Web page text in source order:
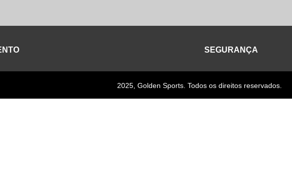
SEGURANÇA
2025, Golden Sports. Todos os direitos reservados.